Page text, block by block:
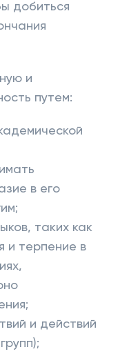
добиться
и
путем:
в его
таких как
и терпение в
и действий